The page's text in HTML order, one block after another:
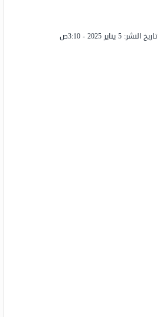
تاريخ النشر: 5 يناير 2025 - 3:10ص